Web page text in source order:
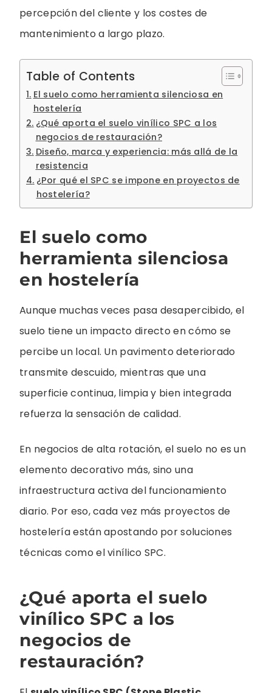
percepción del cliente y los costes de
mantenimiento a largo plazo.
Table of Contents
El suelo como herramienta silenciosa en
hostelería
¿Qué aporta el suelo vinílico SPC a los
negocios de restauración?
Diseño, marca y experiencia: más allá de la
resistencia
¿Por qué el SPC se impone en proyectos de
hostelería?
El suelo como
herramienta silenciosa
en hostelería
Aunque muchas veces pasa desapercibido, el
suelo tiene un impacto directo en cómo se
percibe un local. Un pavimento deteriorado
transmite descuido, mientras que una
superficie continua, limpia y bien integrada
refuerza la sensación de calidad.
En negocios de alta rotación, el suelo no es un
elemento decorativo más, sino una
infraestructura activa del funcionamiento
diario. Por eso, cada vez más proyectos de
hostelería están apostando por soluciones
técnicas como el vinílico SPC.
¿Qué aporta el suelo
vinílico SPC a los
negocios de
restauración?